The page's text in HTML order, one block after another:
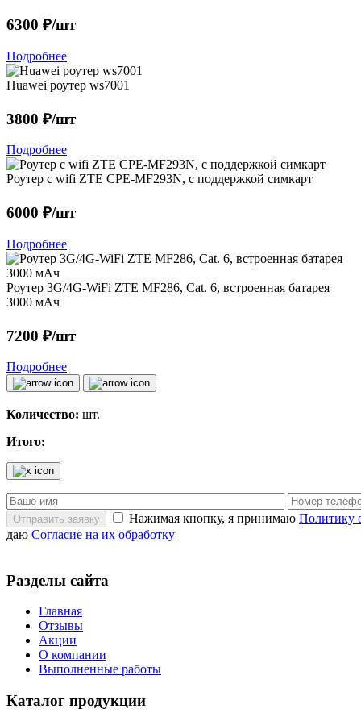
6300 ₽/шт
Подробнее
Huawei роутер ws7001
3800 ₽/шт
Подробнее
Роутер с wifi ZTE CPE-MF293N, с поддержкой симкарт
6000 ₽/шт
Подробнее
Роутер 3G/4G-WiFi ZTE MF286, Cat. 6, встроенная батарея
3000 мАч
7200 ₽/шт
Подробнее
Количество: шт.
Итого:
Отправить заявку Нажимая кнопку, я принимаю Политику
даю Согласие на их обработку
Разделы сайта
Главная
Отзывы
Акции
О компании
Выполненные работы
Каталог продукции